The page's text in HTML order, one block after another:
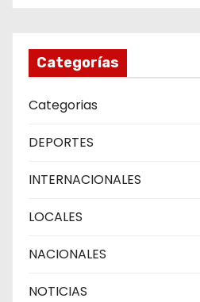
Categorías
Categorias
DEPORTES
INTERNACIONALES
LOCALES
NACIONALES
NOTICIAS